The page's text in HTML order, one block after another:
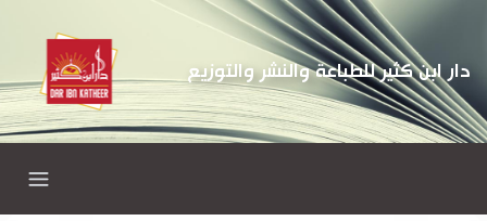
دار ابن كثير للطباعة والنشر والتوزيع